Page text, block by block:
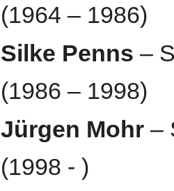
(1964 – 1986)
Silke Penns –
(1986 – 1998)
Jürgen Mohr –
(1998 - )